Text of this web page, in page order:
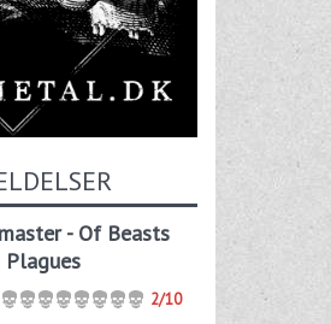
- Of Beasts
Plagues
2/10